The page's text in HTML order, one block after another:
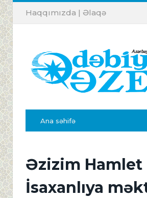
Haqqımızda | Əlaqə
Ana səhifə
Əzizim Hamlet
İsaxanlıya